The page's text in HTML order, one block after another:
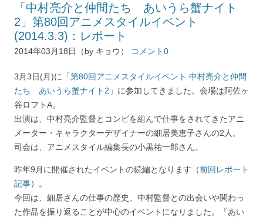
「中村亮介と仲間たち あいうら蟹ナイト
2」第80回アニメスタイルイベント
(2014.3.3)：レポート
2014年03月18日（by キョウ） コメント0
3月3日(月)に
「第80回アニメスタイルイベント 中村亮介と仲間
たち あいうら蟹ナイト2」 に参加してきました。会場は阿佐ヶ
谷ロフトA。
出演は、中村亮介監督とコンビを組んで仕事をされてきたアニ
メーター・キャラクターデザイナーの細居美恵子さんの2人。
司会は、アニメスタイル編集長の小黒祐一郎さん。
昨年9月に開催されたイベントの続編となります（前回レポート
記事）。
今回は、細居さんの仕事の歴史、中村監督との出会いや関わっ
た作品を振り返ることが中心のイベントになりました。『あい